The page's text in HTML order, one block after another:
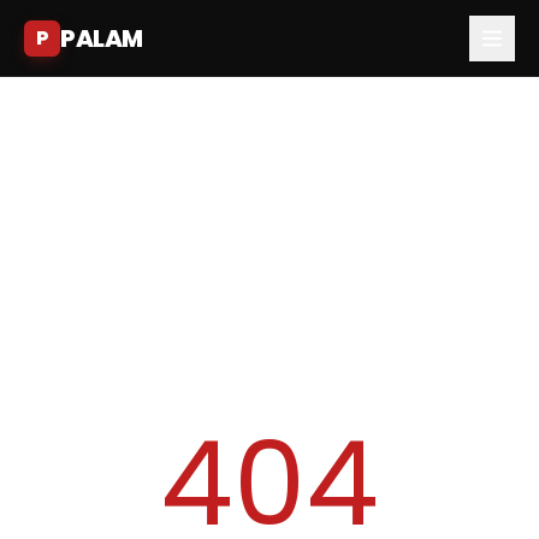
P PALAM
404